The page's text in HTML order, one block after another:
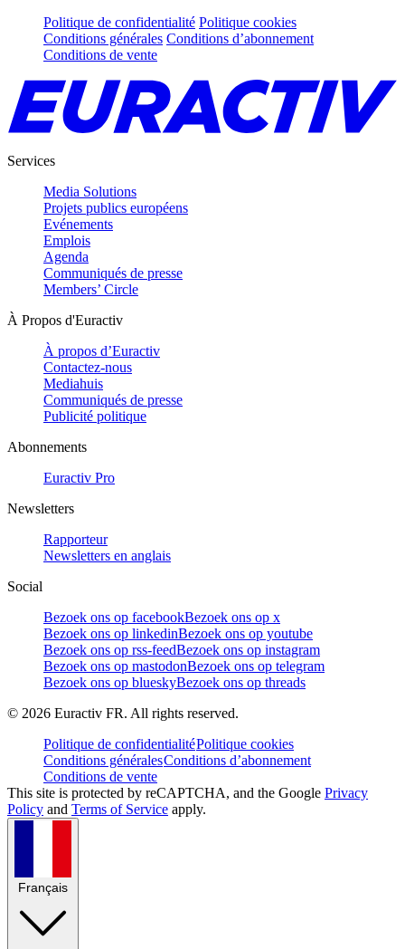
Politique de confidentialité Politique cookies
Conditions générales Conditions d’abonnement
Conditions de vente
Services
Media Solutions
Projets publics européens
Evénements
Emplois
Agenda
Communiqués de presse
Members’ Circle
À Propos d'Euractiv
À propos d’Euractiv
Contactez-nous
Mediahuis
Communiqués de presse
Publicité politique
Abonnements
Euractiv Pro
Newsletters
Rapporteur
Newsletters en anglais
Social
Bezoek ons op facebookBezoek ons op x
Bezoek ons op linkedinBezoek ons op youtube
Bezoek ons op rss-feedBezoek ons op instagram
Bezoek ons op mastodonBezoek ons op telegram
Bezoek ons op blueskyBezoek ons op threads
© 2026 Euractiv FR. All rights reserved.
Politique de confidentialitéPolitique cookies
Conditions généralesConditions d’abonnement
Conditions de vente
This site is protected by reCAPTCHA, and the Google Privacy
Policy and Terms of Service apply.
Français